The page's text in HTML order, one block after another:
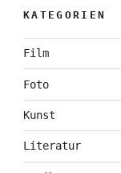
KATEGORIEN
Film
Foto
Kunst
Literatur